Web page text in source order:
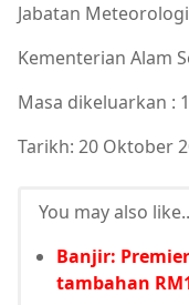
Jabatan
Kementerian Alam
Masa dikeluarkan :
Tarikh: 20 Oktober
You may also
Banjir:
tambahan